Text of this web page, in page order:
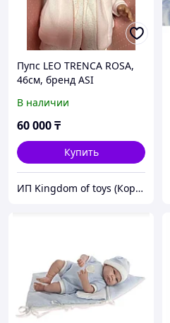
Пупс LEO TRENCA ROSA,
46см, бренд ASI
В наличии
60 000₸
Купить
ИП Kingdom of toys (Королевство игрушек)